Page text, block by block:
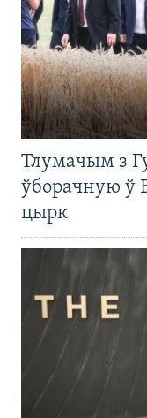
Тлумачым з
ўборачную ў
цырк